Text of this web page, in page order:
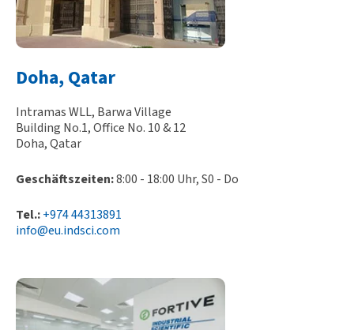
Doha, Qatar
Intramas WLL, Barwa Village
Building No.1, Office No. 10 & 12
Doha, Qatar
Geschäftszeiten:8:00 - 18:00 Uhr, S0 - Do
Tel.:+974 44313891
info@eu.indsci.com